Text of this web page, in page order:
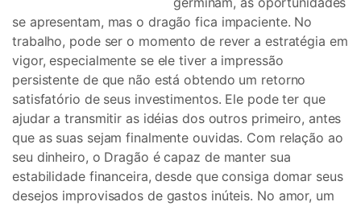
se apresentam, mas o dragão fica impaciente. No
trabalho, pode ser o momento de rever a estratégia em
vigor, especialmente se ele tiver a impressão
persistente de que não está obtendo um retorno
satisfatório de seus investimentos. Ele pode ter que
ajudar a transmitir as idéias dos outros primeiro, antes
que as suas sejam finalmente ouvidas. Com relação ao
seu dinheiro, o Dragão é capaz de manter sua
estabilidade financeira, desde que consiga domar seus
desejos improvisados ​​de gastos inúteis. No amor, um